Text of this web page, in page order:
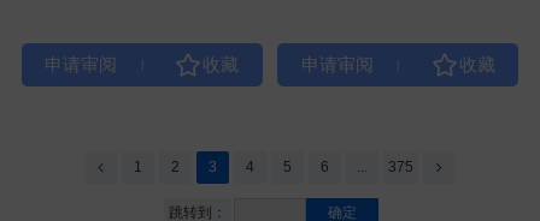
1 2 3 4 5 6 ... 375
跳转到： 确定